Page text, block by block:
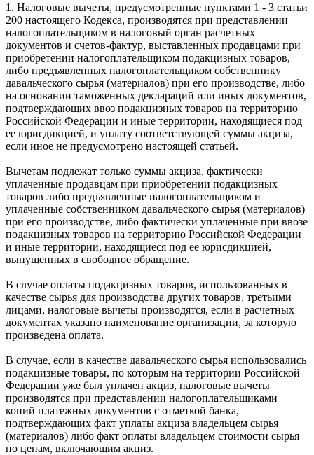
1. Налоговые вычеты, предусмотренные пунктами 1 - 3 статьи
200 настоящего Кодекса, производятся при представлении
налогоплательщиком в налоговый орган расчетных
документов и счетов-фактур, выставленных продавцами при
приобретении налогоплательщиком подакцизных товаров,
либо предъявленных налогоплательщиком собственнику
давальческого сырья (материалов) при его производстве, либо
на основании таможенных деклараций или иных документов,
подтверждающих ввоз подакцизных товаров на территорию
Российской Федерации и иные территории, находящиеся под
ее юрисдикцией, и уплату соответствующей суммы акциза,
если иное не предусмотрено настоящей статьей.
Вычетам подлежат только суммы акциза, фактически
уплаченные продавцам при приобретении подакцизных
товаров либо предъявленные налогоплательщиком и
уплаченные собственником давальческого сырья (материалов)
при его производстве, либо фактически уплаченные при ввозе
подакцизных товаров на территорию Российской Федерации
и иные территории, находящиеся под ее юрисдикцией,
выпущенных в свободное обращение.
В случае оплаты подакцизных товаров, использованных в
качестве сырья для производства других товаров, третьими
лицами, налоговые вычеты производятся, если в расчетных
документах указано наименование организации, за которую
произведена оплата.
В случае, если в качестве давальческого сырья использовались
подакцизные товары, по которым на территории Российской
Федерации уже был уплачен акциз, налоговые вычеты
производятся при представлении налогоплательщиками
копий платежных документов с отметкой банка,
подтверждающих факт уплаты акциза владельцем сырья
(материалов) либо факт оплаты владельцем стоимости сырья
по ценам, включающим акциз.